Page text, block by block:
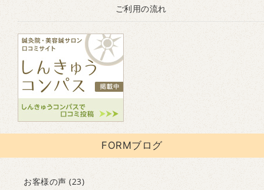
ご利用の流れ
FORMブログ
お客様の声 (23)